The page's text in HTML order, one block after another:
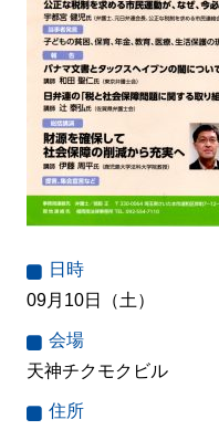
日時
09月10日（土）
会場
天神チクモクビル
住所